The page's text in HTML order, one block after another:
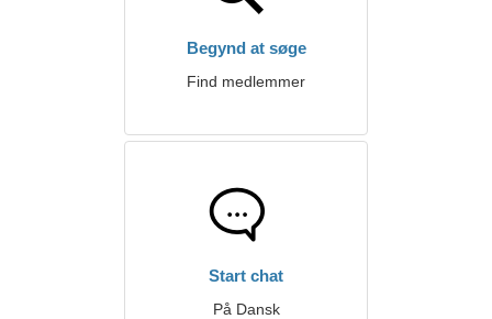
Begynd at søge
Find medlemmer
Start chat
På Dansk